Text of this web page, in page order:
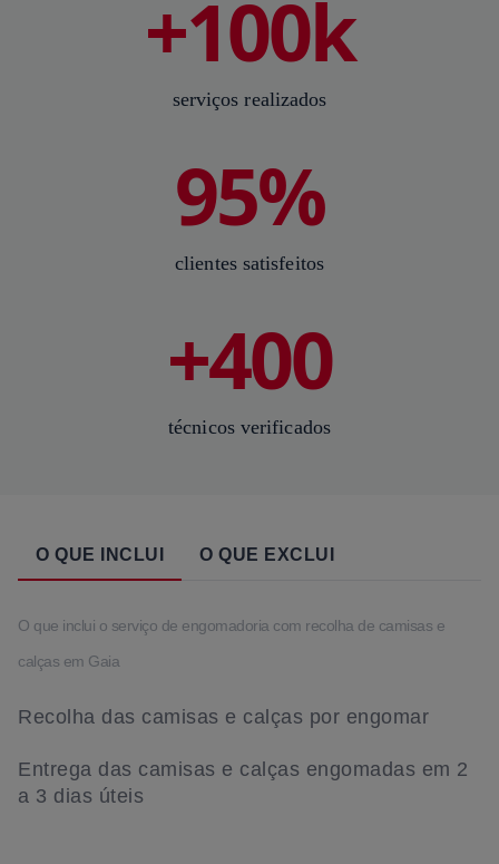
+100k
serviços realizados
95%
clientes satisfeitos
+400
técnicos verificados
O QUE INCLUI O QUE EXCLUI
O que inclui o serviço de engomadoria com recolha de camisas e
calças em Gaia
Recolha das camisas e calças por engomar
Entrega das camisas e calças engomadas em 2
a 3 dias úteis